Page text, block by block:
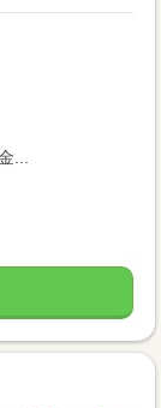
...